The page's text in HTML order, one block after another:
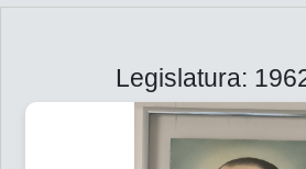
Legislatura: